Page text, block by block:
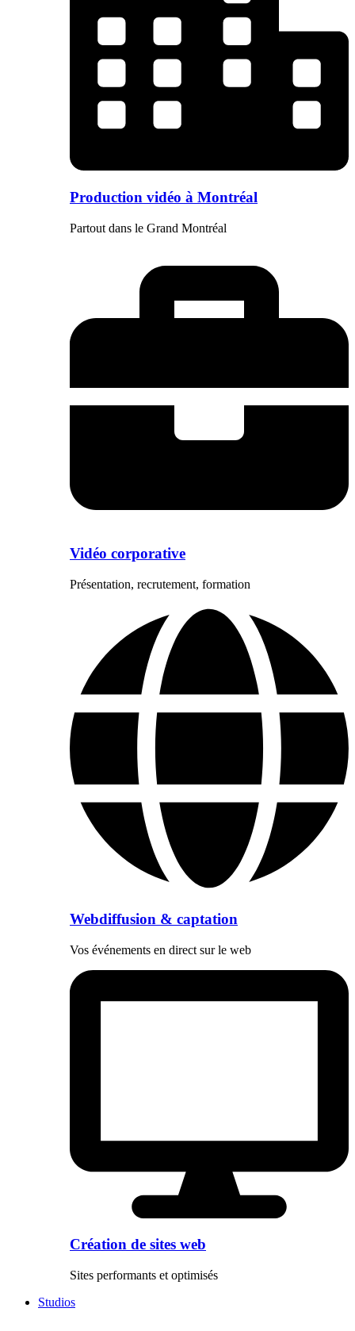
Production vidéo à Montréal
Partout dans le Grand Montréal
Vidéo corporative
Présentation, recrutement, formation
Webdiffusion & captation
Vos événements en direct sur le web
Création de sites web
Sites performants et optimisés
Studios